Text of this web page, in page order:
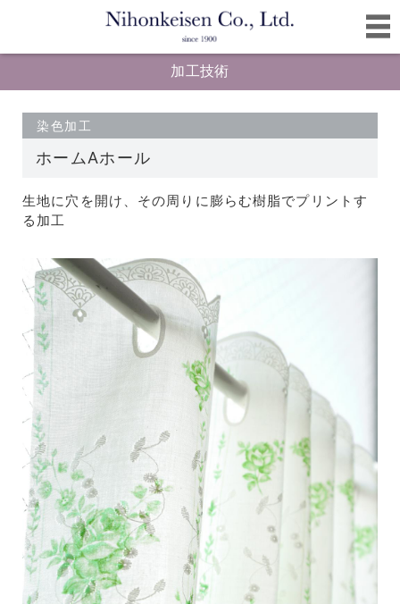
加工技術
ホームAホール
染色加工
生地に穴を開け、その周りに膨らむ樹脂でプリントす
る加工